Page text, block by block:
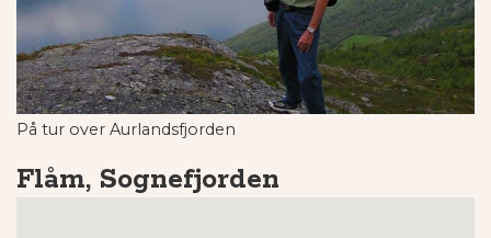
På tur over Aurlandsfjorden
Flåm, Sognefjorden